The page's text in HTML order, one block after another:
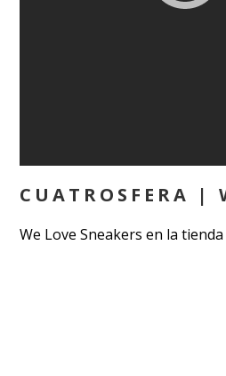
CUATROSFERA |
We Love Sneakers en la tienda